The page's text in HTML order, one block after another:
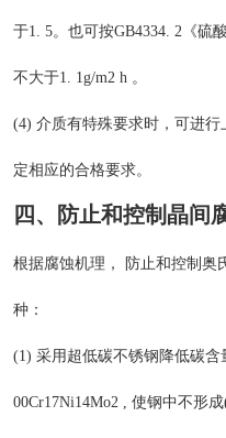
于1. 5。也可按GB4334. 2《
不大于1. 1g/m2 h 。
(4) 介质有特殊要求时，可进
定相应的合格要求。
四、防止和控制晶间
根据腐蚀机理， 防止和控制奥
种：
(1) 采用超低碳不锈钢降低碳含
00Cr17Ni14Mo2 , 使钢中不形